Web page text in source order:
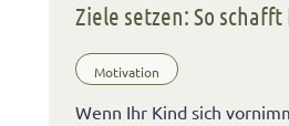
Ziele setzen: So
Motivation
Wenn Ihr Kind sich